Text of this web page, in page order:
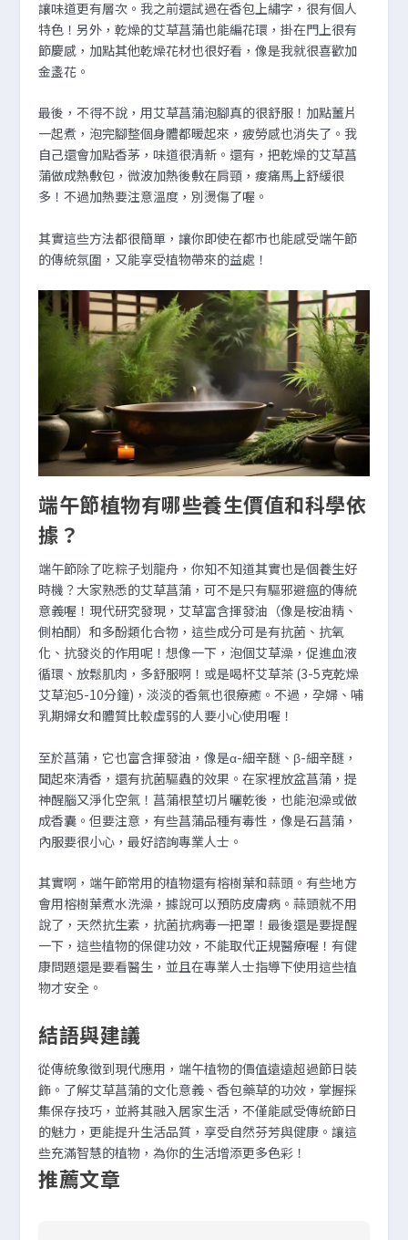
讓味道更有層次。我之前還試過在香包上繡字，很有個人
特色！另外，乾燥的艾草菖蒲也能編花環，掛在門上很有
節慶感，加點其他乾燥花材也很好看，像是我就很喜歡加
金盞花。
最後，不得不說，用艾草菖蒲泡腳真的很舒服！加點薑片
一起煮，泡完腳整個身體都暖起來，疲勞感也消失了。我
自己還會加點香茅，味道很清新。還有，把乾燥的艾草菖
蒲做成熱敷包，微波加熱後敷在肩頸，痠痛馬上舒緩很
多！不過加熱要注意溫度，別燙傷了喔。
其實這些方法都很簡單，讓你即使在都市也能感受端午節
的傳統氛圍，又能享受植物帶來的益處！
端午節植物有哪些養生價值和科學依
據？
端午節除了吃粽子划龍舟，你知不知道其實也是個養生好
時機？大家熟悉的艾草菖蒲，可不是只有驅邪避瘟的傳統
意義喔！現代研究發現，艾草富含揮發油（像是桉油精、
側柏酮）和多酚類化合物，這些成分可是有抗菌、抗氧
化、抗發炎的作用呢！想像一下，泡個艾草澡，促進血液
循環、放鬆肌肉，多舒服啊！或是喝杯艾草茶 (3-5克乾燥
艾草泡5-10分鐘)，淡淡的香氣也很療癒。不過，孕婦、哺
乳期婦女和體質比較虛弱的人要小心使用喔！
至於菖蒲，它也富含揮發油，像是α-細辛醚、β-細辛醚，
聞起來清香，還有抗菌驅蟲的效果。在家裡放盆菖蒲，提
神醒腦又淨化空氣！菖蒲根莖切片曬乾後，也能泡澡或做
成香囊。但要注意，有些菖蒲品種有毒性，像是石菖蒲，
內服要很小心，最好諮詢專業人士。
其實啊，端午節常用的植物還有榕樹葉和蒜頭。有些地方
會用榕樹葉煮水洗澡，據說可以預防皮膚病。蒜頭就不用
說了，天然抗生素，抗菌抗病毒一把罩！最後還是要提醒
一下，這些植物的保健功效，不能取代正規醫療喔！有健
康問題還是要看醫生，並且在專業人士指導下使用這些植
物才安全。
結語與建議
從傳統象徵到現代應用，端午植物的價值遠遠超過節日裝
飾。了解艾草菖蒲的文化意義、香包藥草的功效，掌握採
集保存技巧，並將其融入居家生活，不僅能感受傳統節日
的魅力，更能提升生活品質，享受自然芬芳與健康。讓這
些充滿智慧的植物，為你的生活增添更多色彩！
推薦文章